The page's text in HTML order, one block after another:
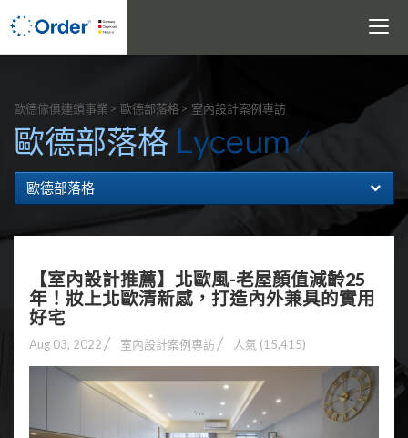
Toggle
歐德傢俱連鎖事業 歐德部落格 室內設計案例專訪
歐德部落格 Lyceum
歐德部落格
【室內設計推薦】北歐風-老屋顏值減齡25
年！妝上北歐清新感，打造內外兼具的實用
好宅
Aug 03, 2022 室內設計案例專訪 人氣 (15,415)